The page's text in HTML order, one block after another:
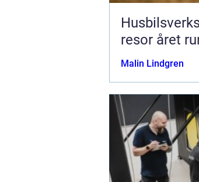
resor året
Malin Lindgren